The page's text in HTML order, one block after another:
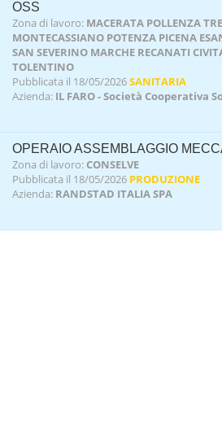
OSS
Zona di lavoro: MACERATA POLLENZA
MONTECASSIANO POTENZA PICENA
SAN SEVERINO MARCHE RECANATI
TOLENTINO
Pubblicata il 18/05/2026SANITARIA
Azienda: IL FARO - Società Cooperativa
OPERAIO ASSEMBLAGGIO
Zona di lavoro: CONSELVE
Pubblicata il 18/05/2026 PRODUZIONE
Azienda: RANDSTAD ITALIA SPA